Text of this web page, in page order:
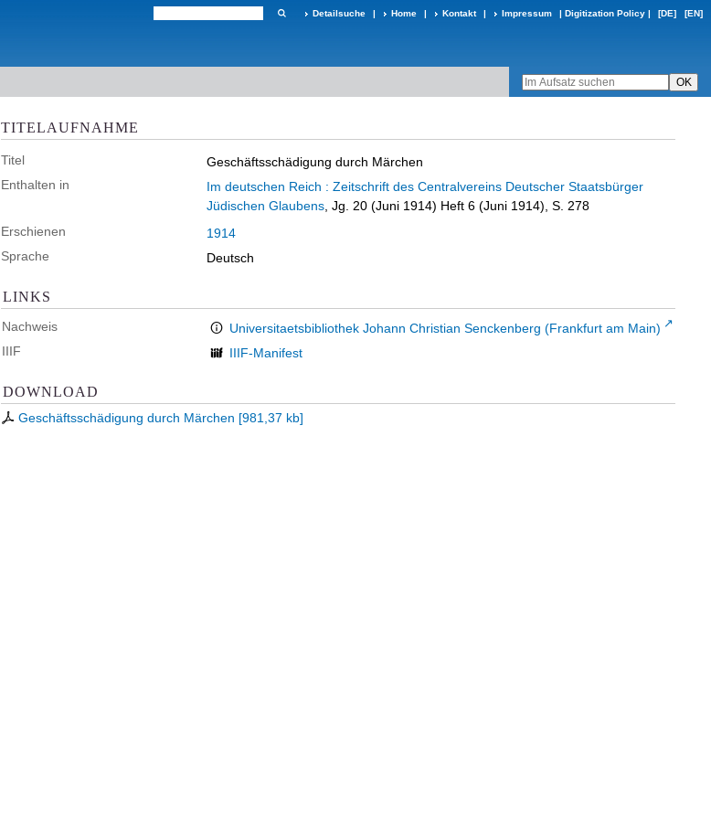
Detailsuche | Home | Kontakt | Impressum | Digitization Policy | [DE] [EN]
TITELAUFNAHME
Titel
Geschäftsschädigung durch Märchen
Enthalten in
Im deutschen Reich : Zeitschrift des Centralvereins Deutscher Staatsbürger
Jüdischen Glaubens , Jg. 20 (Juni 1914) Heft 6 (Juni 1914), S. 278
Erschienen
1914
Sprache
Deutsch
LINKS
Nachweis
Universitaetsbibliothek Johann Christian Senckenberg (Frankfurt am Main)
IIIF
IIIF-Manifest
DOWNLOAD
Geschäftsschädigung durch Märchen [981,37 kb]